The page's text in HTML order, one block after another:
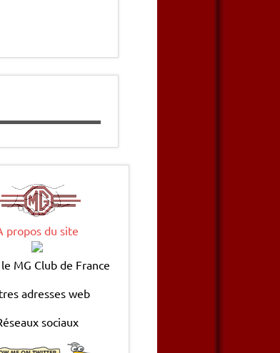
propos du site
MG Club de France
adresses web
sociaux